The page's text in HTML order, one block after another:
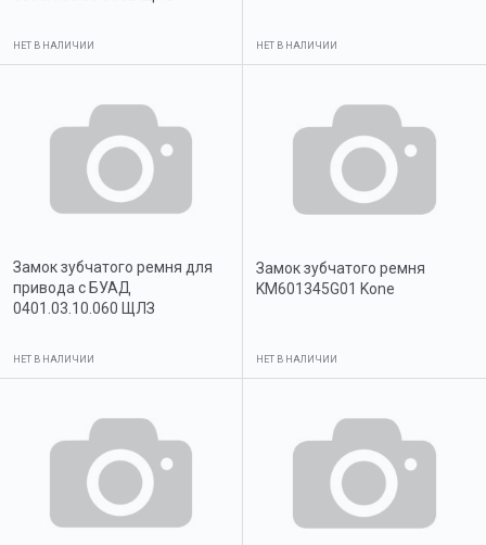
НЕТ В НАЛИЧИИ НЕТ В НАЛИЧИИ
Замок зубчатого ремня для
привода с БУАД
0401.03.10.060 ЩЛЗ
НЕТ В НАЛИЧИИ
Замок зубчатого ремня
KM601345G01 Kone
НЕТ В НАЛИЧИИ